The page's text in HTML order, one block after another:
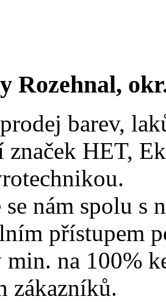
Rozehnal,
barev,
značek HET,
nám spolu s
přístupem
min. na 100%
zákazníků.